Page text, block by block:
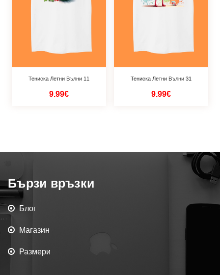
Тениска Летни Вълни 11
9.99€
Тениска Летни Вълни 31
9.99€
Бързи връзки
Блог
Магазин
Размери